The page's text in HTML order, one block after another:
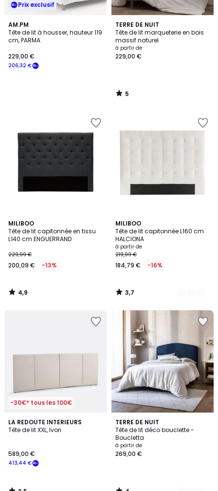
Prix exclusif
AM.PM
Tête de lit à housser, hauteur 119
cm, PARMA
206,32 €
229,00 €
TERRE DE NUIT
Tête de lit marqueterie en bois
massif naturel
à partir de
229,00 €
5
/
5
5
/
MILIBOO
Tête de lit capitonnée en tissu
L140 cm ENGUERRAND
229,99 €
200,09 € -13%
4,9
/ 5
4,9
/
MILIBOO
Tête de lit capitonnée L160 cm
HALCIONA
à partir de
219,99 €
184,79 € -16%
3,7
/ 5
4
Couleurs
3,7
/
-30€* tous les 100€
LA REDOUTE INTERIEURS
Tête de lit XXL, Ivori
413,44 €
589,00 €
3,5
/ 5
TERRE DE NUIT
Tête de lit déco bouclette -
Boucletta
à partir de
269,00 €
4
/
5
4
Couleurs